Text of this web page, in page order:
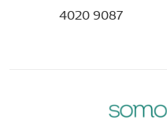
4020 9087